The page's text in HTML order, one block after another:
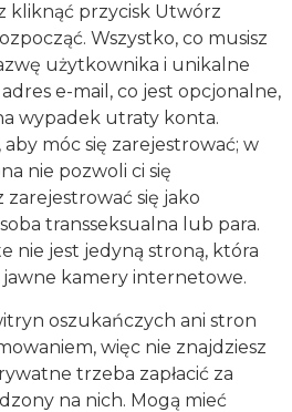
kliknąć przycisk Utwórz
Wszystko, co musisz
użytkownika i unikalne
adres e-mail, co jest opcjonalne,
wypadek utraty konta.
aby móc się zarejestrować; w
nie pozwoli ci się
zarejestrować się jako
transseksualna lub para.
nie jest jedyną stroną, która
jawne kamery internetowe.
oszukańczych ani stron
więc nie znajdziesz
trzeba zapłacić za
na nich. Mogą mieć